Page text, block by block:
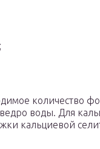
количество
воды. Для
кальциевой